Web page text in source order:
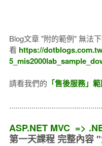
Blog文章 "附的範例" 無法
看 https://
請看我們的 「售後服務」
ASP.NET MVC =>
第一天課程 完整內容